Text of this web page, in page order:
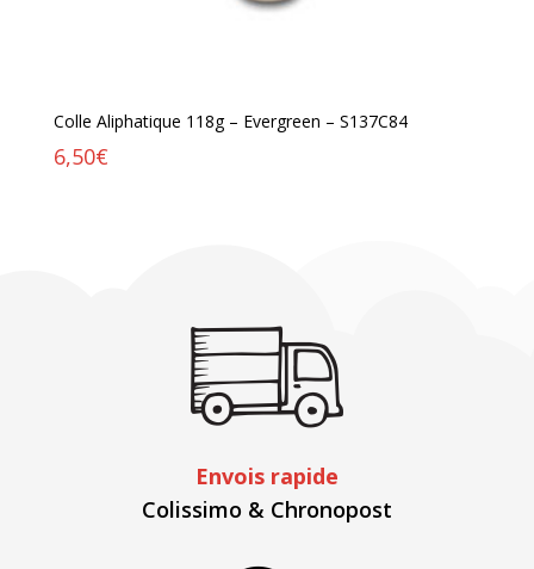
Colle Aliphatique 118g – Evergreen – S137C84
6,50€
Envois rapide
Colissimo & Chronopost